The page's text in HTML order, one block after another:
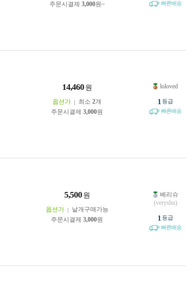
주문시결제 3,000원~
빠른배송
14,460 원
옵션가 최소 2개
주문시결제 3,000원
loloved
1 등급
빠른배송
5,500 원
옵션가
낱개구매가능
주문시결제 3,000원
베리슈
(veryshu)
1 등급
빠른배송